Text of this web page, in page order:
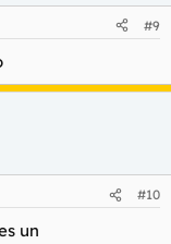
#9
#10
un